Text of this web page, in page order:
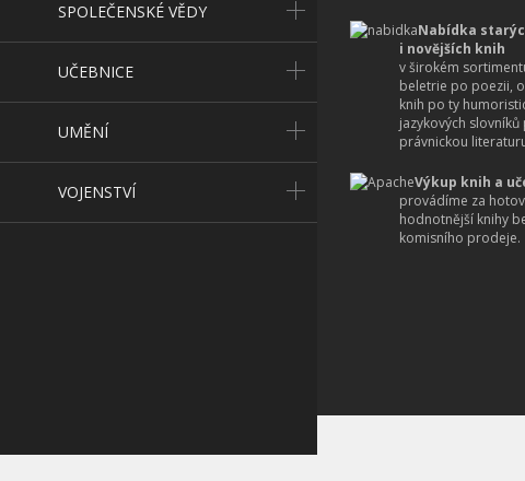
SPOLEČENSKÉ VĚDY
UČEBNICE
UMĚNÍ
VOJENSTVÍ
Nabídka
i novějších knih
v širokém
beletrie po poezii,
knih po ty
jazykových slovníků
právnickou
Výkup knih a
provádíme za
hodnotnější knihy
komisního prodeje.